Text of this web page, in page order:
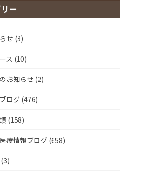
ー
せ (3)
ス (10)
お知らせ (2)
ログ (476)
(158)
療情報ブログ (658)